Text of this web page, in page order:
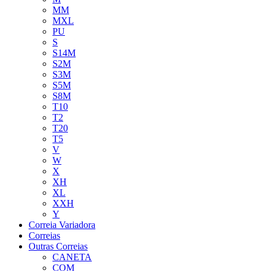
MM
MXL
PU
S
S14M
S2M
S3M
S5M
S8M
T10
T2
T20
T5
V
W
X
XH
XL
XXH
Y
Correia Variadora
Correias
Outras Correias
CANETA
COM